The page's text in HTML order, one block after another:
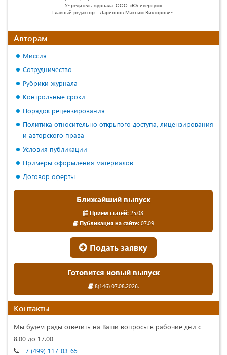
Учредитель журнала: ООО «Юниверсум»
Главный редактор - Ларионов Максим Викторович.
Авторам
Миссия
Сотрудничество
Рубрики журнала
Контрольные сроки
Порядок рецензирования
Политика относительно открытого доступа, лицензирования
и авторского права
Условия публикации
Примеры оформления материалов
Договор оферты
Ближайший выпуск
Прием статей: 25.08
Публикация на сайте:07.09
Подать заявку
Готовится новый выпуск
8(146) 07.08.2026.
Контакты
Мы будем рады ответить на Ваши вопросы в рабочие дни с
8.00 до 17.00
+7 (499) 117-03-65